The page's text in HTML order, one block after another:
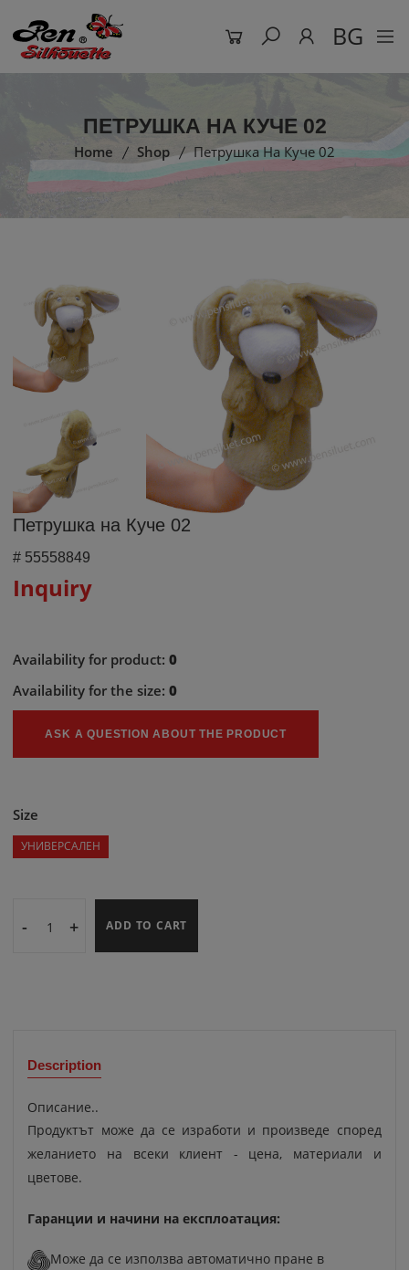
BG
ПЕТРУШКА НА КУЧЕ 02
Home Shop Петрушка На Куче 02
Петрушка на Куче 02
# 55558849
Inquiry
Availability for product:0
Availability for the size:0
ASK A QUESTION ABOUT THE PRODUCT
Size
УНИВЕРСАЛЕН
- + ADD TO CART
Description
Описание..
Продуктът може да се изработи и произведе според
желанието на всеки клиент - цена, материали и
цветове.
Гаранции и начини на експлоатация:
Може да се използва автоматично пране в